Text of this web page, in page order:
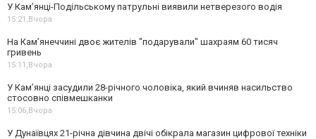
У Кам’янці-Подільському патрульні виявили нетверезого водія
15:21,Вчора
На Камʼянеччині двоє жителів "подарували" шахраям 60 тисяч
гривень
15:11,Вчора
У Камʼянці засудили 28-річного чоловіка, який вчиняв насильство
стосовно співмешканки
15:06,Вчора
У Дунаївцях 21-річна дівчина двічі обікрала магазин цифрової техніки